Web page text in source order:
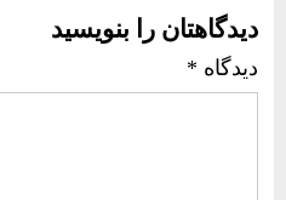
دیدگاهتان را بنویسید
دیدگاه *